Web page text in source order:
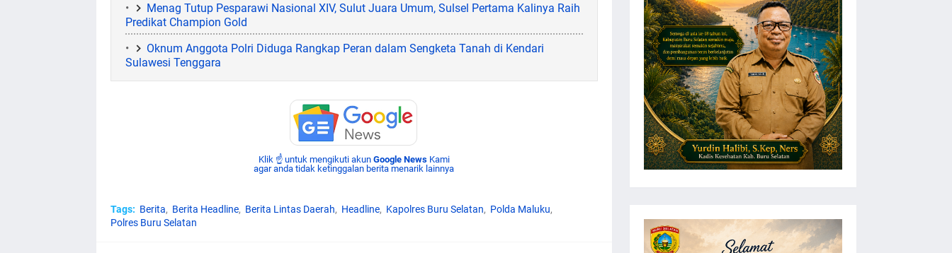
Menag Tutup Pesparawi Nasional XIV, Sulut Juara Umum, Sulsel Pertama Kalinya Raih
Predikat Champion Gold
Oknum Anggota Polri Diduga Rangkap Peran dalam Sengketa Tanah di Kendari
Sulawesi Tenggara
Klik ☝ untuk mengikuti akun Google NewsKami
agar anda tidak ketinggalan berita menarik lainnya
Tags: Berita Berita Headline Berita Lintas Daerah Headline Kapolres Buru Selatan
Polda Maluku
Polres Buru Selatan